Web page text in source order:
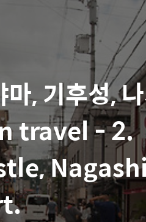
, 기후성,
travel - 2.